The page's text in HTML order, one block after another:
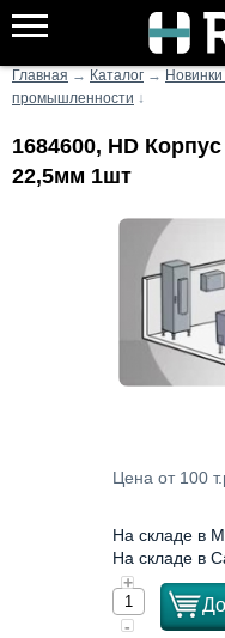
Главная → Каталог → Новинки
промышленности ↓
1684600, HD
22,5мм 1шт
Цена от 100
На складе в
На складе в
+
-